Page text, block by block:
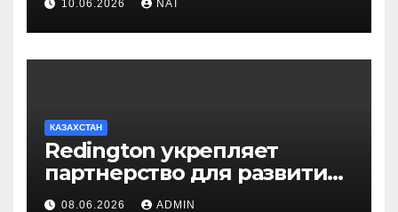
10.06.2026 NAT
КАЗАХСТАН
Redington укрепляет
партнерство для развития
цифрового будущего
08.06.2026 ADMIN